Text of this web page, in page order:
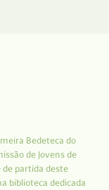
Bedeteca do
de Jovens de
de partida deste
biblioteca dedicada